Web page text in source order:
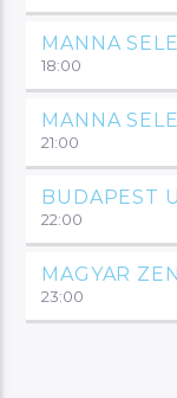
MANNA
18:00
MANNA
21:00
BUDAPEST
22:00
MAGYAR
23:00